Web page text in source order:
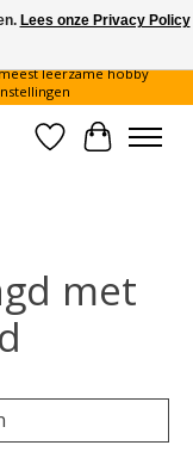
gratis te
leerzame hobby
Verlanglijst
met
Lees onze Privacy Policy